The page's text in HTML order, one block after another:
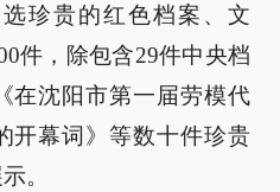
珍贵的红色档案、文
件，除包含29件中央档
在沈阳市第一届劳模代
开幕词》等数十件珍贵
。